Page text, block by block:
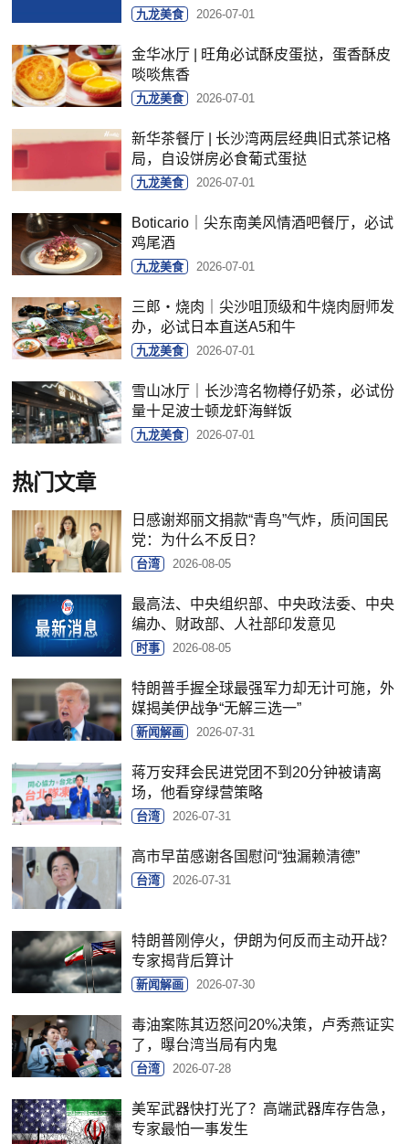
九龙美食 2026-07-01
金华冰厅 | 旺角必试酥皮蛋挞，蛋香酥皮
啖啖焦香
九龙美食 2026-07-01
新华茶餐厅 | 长沙湾两层经典旧式茶记格
局，自设饼房必食葡式蛋挞
九龙美食 2026-07-01
Boticario｜尖东南美风情酒吧餐厅，必试
鸡尾酒
九龙美食 2026-07-01
三郎‧烧肉｜尖沙咀顶级和牛烧肉厨师发
办，必试日本直送A5和牛
九龙美食 2026-07-01
雪山冰厅｜长沙湾名物樽仔奶茶，必试份
量十足波士顿龙虾海鲜饭
九龙美食 2026-07-01
热门文章
日感谢郑丽文捐款“青鸟”气炸，质问国民
党：为什么不反日？
台湾 2026-08-05
最高法、中央组织部、中央政法委、中央
编办、财政部、人社部印发意见
时事 2026-08-05
特朗普手握全球最强军力却无计可施，外
媒揭美伊战争“无解三选一”
新闻解画 2026-07-31
蒋万安拜会民进党团不到20分钟被请离
场，他看穿绿营策略
台湾 2026-07-31
高市早苗感谢各国慰问“独漏赖清德”
台湾 2026-07-31
特朗普刚停火，伊朗为何反而主动开战？
专家揭背后算计
新闻解画 2026-07-30
毒油案陈其迈怒问20%决策，卢秀燕证实
了，曝台湾当局有内鬼
台湾 2026-07-28
美军武器快打光了？高端武器库存告急，
专家最怕一事发生